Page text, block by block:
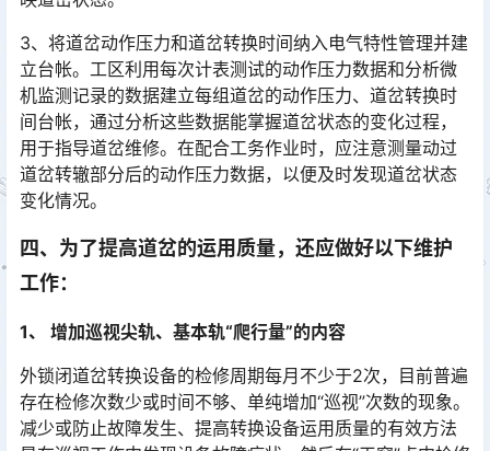
3、将道岔动作压力和道岔转换时间纳入电气特性管理并建
立台帐。工区利用每次计表测试的动作压力数据和分析微
机监测记录的数据建立每组道岔的动作压力、道岔转换时
间台帐，通过分析这些数据能掌握道岔状态的变化过程，
用于指导道岔维修。在配合工务作业时，应注意测量动过
道岔转辙部分后的动作压力数据，以便及时发现道岔状态
变化情况。󠅅󠅃󠄵󠅂󠄪󠇖󠆨󠆨󠇕󠆞󠆒󠅬󠇘󠆭󠆘󠇙󠆝󠅵󠇗󠆭󠆁󠄐󠇗󠅹󠅸󠇖󠆍󠅳󠇖󠅹󠅰󠇖󠆌󠅹
四、为了提高道岔的运用质量，还应做好以下维护
工作：
1、 增加巡视尖轨、基本轨“爬行量”的内容
外锁闭道岔转换设备的检修周期每月不少于2次，目前普遍
存在检修次数少或时间不够、单纯增加“巡视”次数的现象。
减少或防止故障发生、提高转换设备运用质量的有效方法